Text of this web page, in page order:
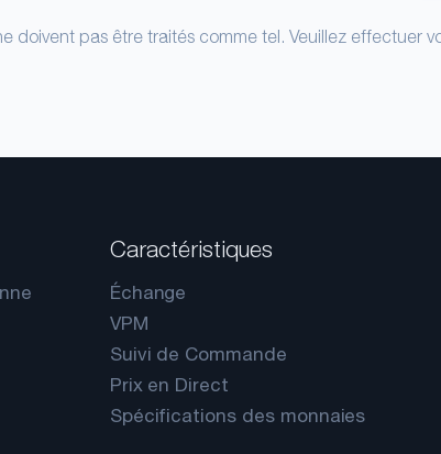
doivent pas être traités comme tel. Veuillez effectuer
Caractéristiques
Échange
VPM
Suivi de Commande
Prix en Direct
Spécifications des monnaies